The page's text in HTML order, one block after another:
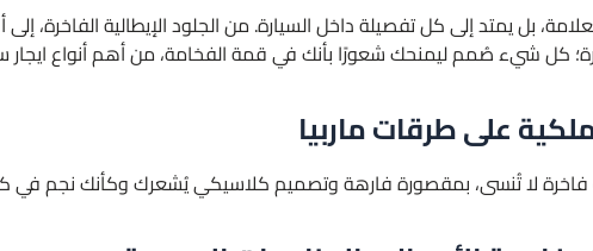
بل يمتد إلى كل تفصيلة داخل السيارة. من الجلود الإيطالية الفاخرة،
كل شيء صُمم ليمنحك شعورًا بأنك في قمة الفخامة، من أهم أنواع ايجار
على طرقات ماربيا
فاخرة لا تُنسى، بمقصورة فارهة وتصميم كلاسيكي يُشعرك وكأنك نجم في